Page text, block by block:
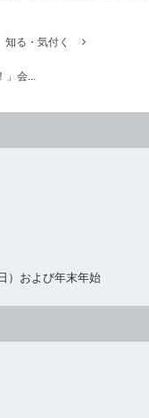
知る・気付く
」会...
）および年末年始